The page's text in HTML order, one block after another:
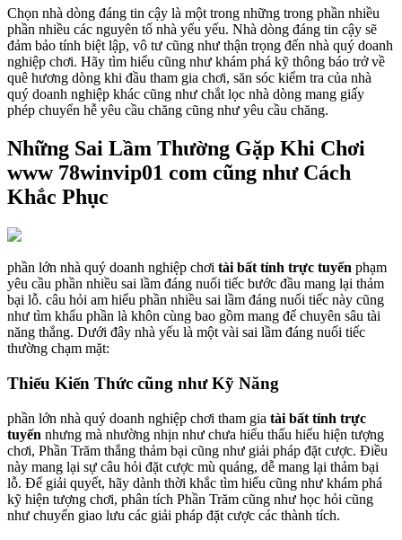
Chọn nhà dòng đáng tin cậy là một trong những trong phần nhiều
phần nhiều các nguyên tố nhà yếu yếu. Nhà dòng đáng tin cậy sẽ
đảm bảo tính biệt lập, vô tư cũng như thận trọng đến nhà quý doanh
nghiệp chơi. Hãy tìm hiểu cũng như khám phá kỹ thông báo trở về
quê hương dòng khi đầu tham gia chơi, săn sóc kiểm tra của nhà
quý doanh nghiệp khác cũng như chắt lọc nhà dòng mang giấy
phép chuyển hễ yêu cầu chăng cũng như yêu cầu chăng.
Những Sai Lầm Thường Gặp Khi Chơi
www 78winvip01 com cũng như Cách
Khắc Phục
phần lớn nhà quý doanh nghiệp chơi tài bất tỉnh trực tuyến phạm
yêu cầu phần nhiều sai lầm đáng nuối tiếc bước đầu mang lại thảm
bại lỗ. câu hỏi am hiểu phần nhiều sai lầm đáng nuối tiếc này cũng
như tìm khẩu phần là khôn cùng bao gồm mang để chuyên sâu tài
năng thắng. Dưới đây nhà yếu là một vài sai lầm đáng nuối tiếc
thường chạm mặt:
Thiếu Kiến Thức cũng như Kỹ Năng
phần lớn nhà quý doanh nghiệp chơi tham gia tài bất tỉnh trực
tuyến nhưng mà nhường nhịn như chưa hiểu thấu hiểu hiện tượng
chơi, Phần Trăm thắng thảm bại cũng như giải pháp đặt cược. Điều
này mang lại sự câu hỏi đặt cược mù quáng, dễ mang lại thảm bại
lỗ. Để giải quyết, hãy dành thời khắc tìm hiểu cũng như khám phá
kỹ hiện tượng chơi, phân tích Phần Trăm cũng như học hỏi cũng
như chuyển giao lưu các giải pháp đặt cược các thành tích.